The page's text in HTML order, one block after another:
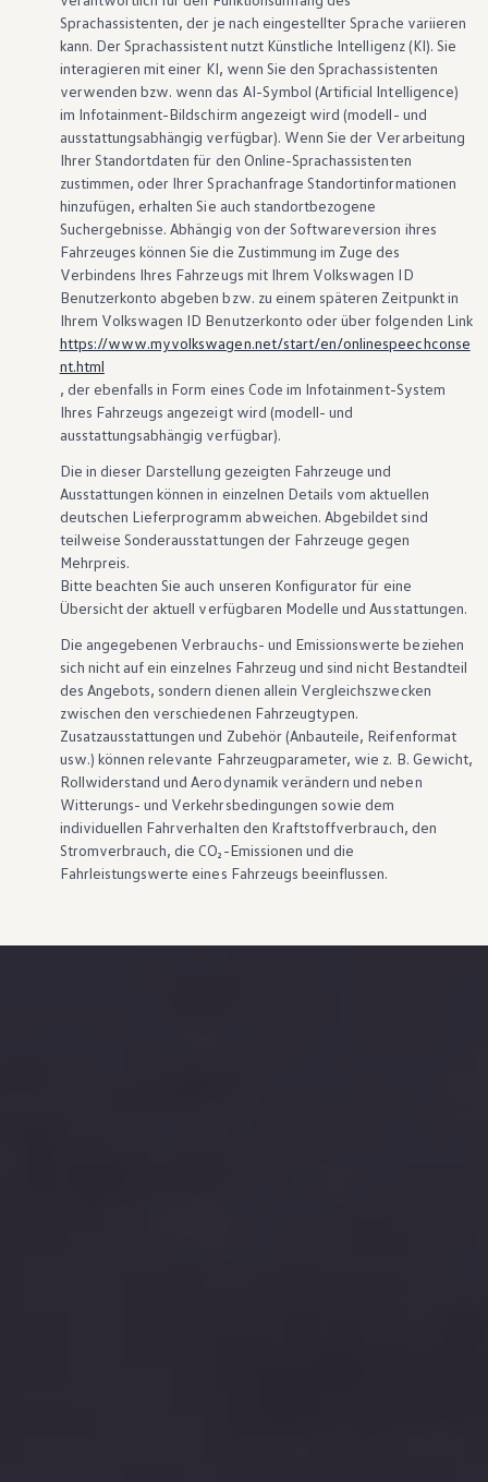
Sprachassistenten, der je nach eingestellter Sprache variieren
kann. Der Sprachassistent nutzt Künstliche Intelligenz (KI). Sie
interagieren mit einer KI, wenn Sie den Sprachassistenten
verwenden bzw. wenn das AI-Symbol (Artificial Intelligence)
im Infotainment-Bildschirm angezeigt wird (modell- und
ausstattungsabhängig verfügbar). Wenn Sie der Verarbeitung
Ihrer Standortdaten für den Online-Sprachassistenten
zustimmen, oder Ihrer Sprachanfrage Standortinformationen
hinzufügen, erhalten Sie auch standortbezogene
Suchergebnisse. Abhängig von der Softwareversion ihres
Fahrzeuges können Sie die Zustimmung im Zuge des
Verbindens Ihres Fahrzeugs mit Ihrem Volkswagen ID
Benutzerkonto abgeben bzw. zu einem späteren Zeitpunkt in
Ihrem Volkswagen ID Benutzerkonto oder über folgenden Link
https://www.myvolkswagen.net/start/en/onlinespeechconse
nt.html
, der ebenfalls in Form eines Code im Infotainment-System
Ihres Fahrzeugs angezeigt wird (modell- und
ausstattungsabhängig verfügbar).
Die in dieser Darstellung gezeigten Fahrzeuge und
Ausstattungen können in einzelnen Details vom aktuellen
deutschen Lieferprogramm abweichen. Abgebildet sind
teilweise Sonderausstattungen der Fahrzeuge gegen
Mehrpreis.
Bitte beachten Sie auch unseren Konfigurator für eine
Übersicht der aktuell verfügbaren Modelle und Ausstattungen.
Die angegebenen Verbrauchs- und Emissionswerte beziehen
sich nicht auf ein einzelnes Fahrzeug und sind nicht Bestandteil
des Angebots, sondern dienen allein Vergleichszwecken
zwischen den verschiedenen Fahrzeugtypen.
Zusatzausstattungen und Zubehör(Anbauteile, Reifenformat
usw.) können relevante Fahrzeugparameter, wie z. B. Gewicht,
Rollwiderstand und Aerodynamik verändern und neben
Witterungs- und Verkehrsbedingungen sowie dem
individuellen Fahrverhalten den Kraftstoffverbrauch, den
Stromverbrauch, die CO₂-Emissionen und die
Fahrleistungswerte eines Fahrzeugs beeinflussen.